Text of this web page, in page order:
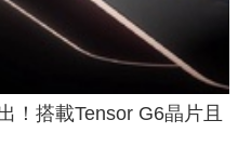
！搭載Tensor G6晶片且